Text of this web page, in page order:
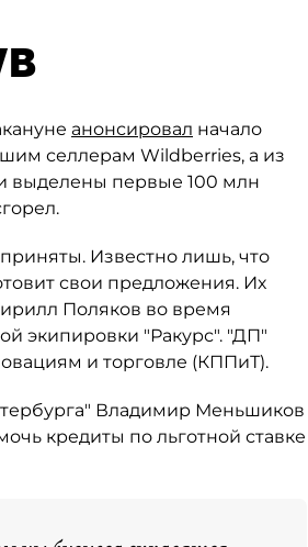
анонсировал начало
селлерам Wildberries, а из
выделены первые 100 млн
Известно лишь, что
свои предложения. Их
Поляков во время
экипировки "Ракурс". "ДП"
и торговле (КППиТ).
Владимир Меньшиков
кредиты по льготной ставке